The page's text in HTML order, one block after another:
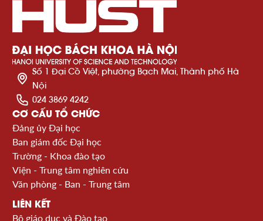
Số 1 Đại Cồ Việt, phường Bạch Mai, Thành phố Hà
Nội
024 3869 4242
CƠ CẤU TỔ CHỨC
Đảng ủy Đại học
Ban giám đốc Đại học
Trường - Khoa đào tạo
Viện - Trung tâm nghiên cứu
Văn phòng - Ban - Trung tâm
LIÊN KẾT
Bộ giáo dục và Đào tạo